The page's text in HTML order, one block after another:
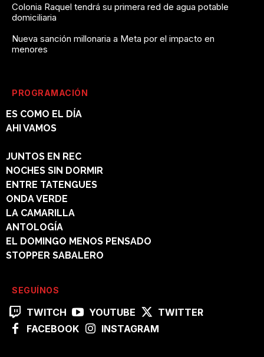
Colonia Raquel tendrá su primera red de agua potable
domiciliaria
Nueva sanción millonaria a Meta por el impacto en
menores
PROGRAMACIÓN
ES COMO EL DÍA
AHI VAMOS
JUNTOS EN REC
NOCHES SIN DORMIR
ENTRE TATENGUES
ONDA VERDE
LA CAMARILLA
ANTOLOGÍA
EL DOMINGO MENOS PENSADO
STOPPER SABALERO
SEGUÍNOS
TWITCH YOUTUBE
TWITTER
FACEBOOK
INSTAGRAM